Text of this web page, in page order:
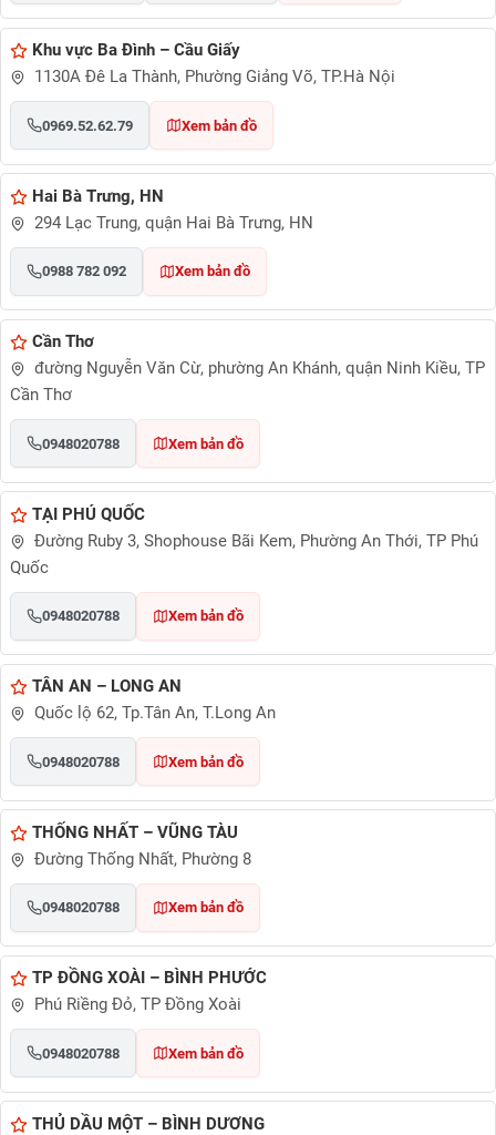
Khu vực Ba Đình – Cầu Giấy
1130A Đê La Thành, Phường Giảng Võ, TP.Hà Nội
0969.52.62.79 Xem bản đồ
Hai Bà Trưng, HN
294 Lạc Trung, quận Hai Bà Trưng, HN
0988 782 092 Xem bản đồ
Cần Thơ
đường Nguyễn Văn Cừ, phường An Khánh, quận Ninh Kiều, TP
Cần Thơ
0948020788 Xem bản đồ
TẠI PHÚ QUỐC
Đường Ruby 3, Shophouse Bãi Kem, Phường An Thới, TP Phú
Quốc
0948020788 Xem bản đồ
TÂN AN – LONG AN
Quốc lộ 62, Tp.Tân An, T.Long An
0948020788 Xem bản đồ
THỐNG NHẤT – VŨNG TÀU
Đường Thống Nhất, Phường 8
0948020788 Xem bản đồ
TP ĐỒNG XOÀI – BÌNH PHƯỚC
Phú Riềng Đỏ, TP Đồng Xoài
0948020788 Xem bản đồ
THỦ DẦU MỘT – BÌNH DƯƠNG